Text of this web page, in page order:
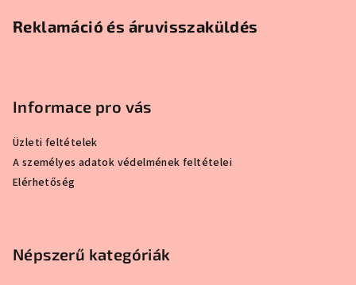
Reklamáció és áruvisszaküldés
Informace pro vás
Üzleti feltételek
A személyes adatok védelmének feltételei
Elérhetőség
Népszerű kategóriák